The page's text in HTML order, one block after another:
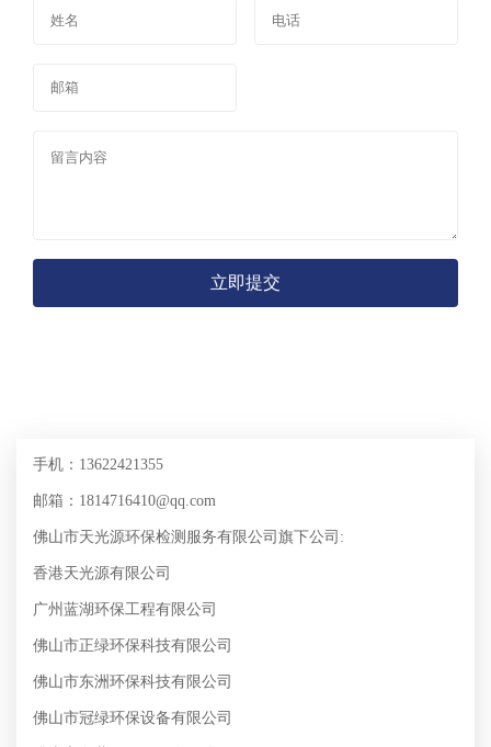
立即提交
手机：13622421355
邮箱：1814716410@qq.com
佛山市天光源环保检测服务有限公司旗下公司:
香港天光源有限公司
广州蓝湖环保工程有限公司
佛山市正绿环保科技有限公司
佛山市东洲环保科技有限公司
佛山市冠绿环保设备有限公司